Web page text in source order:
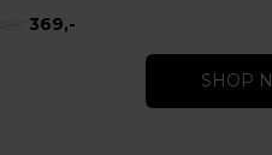
369,-
SHOP